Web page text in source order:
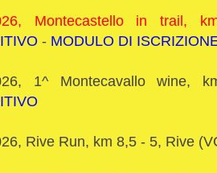
Montecastello in trail,
- MODULO DI
1^ Montecavallo wine,
Rive Run, km 8,5 - 5, Rive